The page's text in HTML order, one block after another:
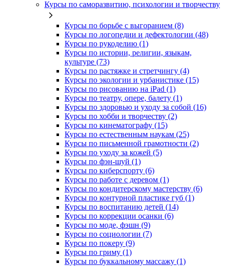
Курсы по саморазвитию, психологии и творчеству
Курсы по борьбе с выгоранием (8)
Курсы по логопедии и дефектологии (48)
Курсы по рукоделию (1)
Курсы по истории, религии, языкам,
культуре (73)
Курсы по растяжке и стретчингу (4)
Курсы по экологии и урбанистике (15)
Курсы по рисованию на iPad (1)
Курсы по театру, опере, балету (1)
Курсы по здоровью и уходу за собой (16)
Курсы по хобби и творчеству (2)
Курсы по кинематографу (15)
Курсы по естественным наукам (25)
Курсы по письменной грамотности (2)
Курсы по уходу за кожей (5)
Курсы по фэн-шуй (1)
Курсы по киберспорту (6)
Курсы по работе с деревом (1)
Курсы по кондитерскому мастерству (6)
Курсы по контурной пластике губ (1)
Курсы по воспитанию детей (14)
Курсы по коррекции осанки (6)
Курсы по моде, фэшн (9)
Курсы по социологии (7)
Курсы по покеру (9)
Курсы по гриму (1)
Курсы по буккальному массажу (1)